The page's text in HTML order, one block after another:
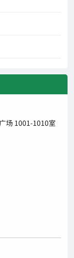
场 1001-1010室